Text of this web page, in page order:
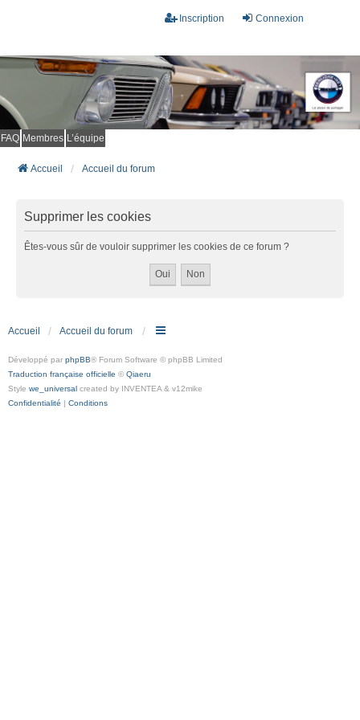
Connexion
Inscription
FAQ Membres L’équipe
Accueil Accueil du forum
Supprimer les cookies
Êtes-vous sûr de vouloir supprimer les cookies de ce forum ?
Accueil Accueil du forum
Développé par phpBB® Forum Software © phpBB Limited
Traduction française officielle © Qiaeru
Style we_universal created by INVENTEA & v12mike
Confidentialité | Conditions